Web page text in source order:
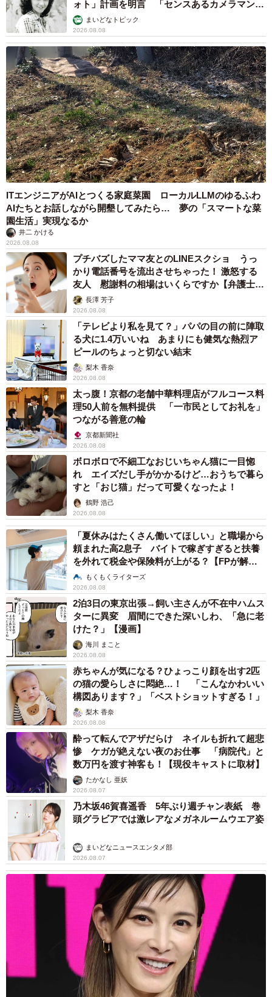
ォト」計画を明言 「センスあるカメラマン求
む」まいどなトピック
2026.08.08
ITエンジニアがAIとつくる家庭菜園 ローカルLLMのゆるふわ
AIたちとお話しながら開墾してみたら… 夢の「スマートな菜
園生活」実現なるか
井二 かける
2026.08.08
プチバズしたママ友とのLINEスクショ うっ
かり電話番号を流出させちゃった！ 激怒する
友人 慰謝料の相場はいくらですか【弁護士が
解説】長澤 芳子
2026.08.08
「テレビより私を見て？」パパの目の前に陣取
る犬に1.4万いいね あまりにも健気な熱烈ア
ピールのちょっと切ない結末
梨木 香奈
2026.08.08
太っ腹！京都の老舗中華料理店がフルコース料
理50人前を無料提供 「一市民としてお礼を」
つながる善意の輪
京都新聞社
2026.08.08
ボロボロで不細工なおじいちゃん猫に一目惚
れ エイズだし手がかかるけど…おうちで暮ら
すと「おじ猫」だって可愛くなったよ！
鶴野 浩己
2026.08.08
「夏休みはたくさん働いてほしい」と職場から
頼まれた高2息子 バイトで稼ぎすぎると扶養
を外れて税金や保険料が上がる？【FPが解
説】もくもくライターズ
2026.08.08
2泊3日の東京出張→飼い主さんが不在中ハムス
ターに異変 眉間にできた深いしわ、「急に老
けた？」【漫画】
海川 まこと
2026.08.08
赤ちゃんが気になる？ひょっこり顔を出す2匹
の猫の愛らしさに悶絶…！ 「こんなかわいい
構図あります？」「ベストショットすぎる！」
梨木 香奈
2026.08.08
酔って転んでアザだらけ ネイルも折れて超悲
惨 ケガが絶えない夜のお仕事 「病院代」と
数万円を渡す神客も！【現役キャストに取材】
たかなし 亜妖
2026.08.07
乃木坂46賀喜遥香 5年ぶり週チャン表紙 巻
頭グラビアでは激レアなメガネルームウエア姿
まいどなニュースエンタメ部
2026.08.07